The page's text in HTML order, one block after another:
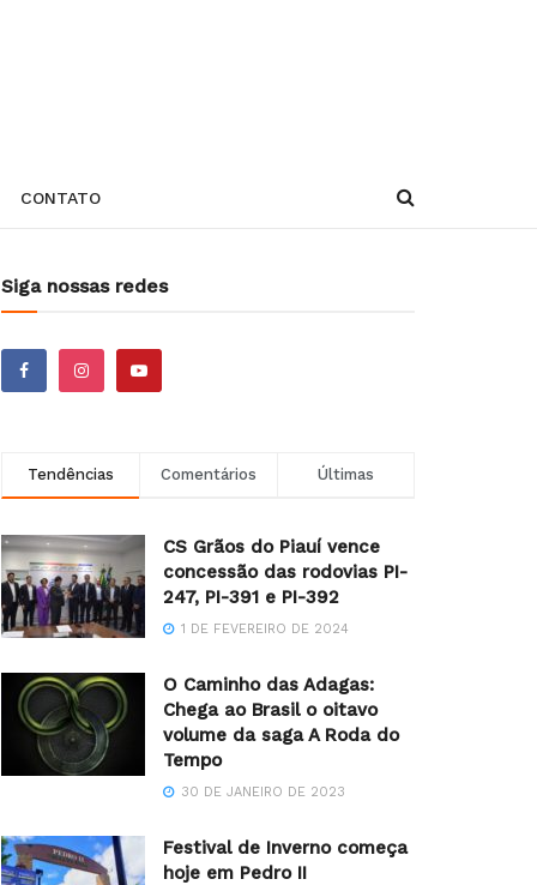
CONTATO
Siga nossas redes
Tendências Comentários Últimas
CS Grãos do Piauí vence
concessão das rodovias PI-
247, PI-391 e PI-392
1 DE FEVEREIRO DE 2024
O Caminho das Adagas:
Chega ao Brasil o oitavo
volume da saga A Roda do
Tempo
30 DE JANEIRO DE 2023
Festival de Inverno começa
hoje em Pedro II